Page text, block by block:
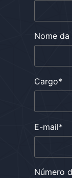
Nome da
Cargo*
E-mail*
Número